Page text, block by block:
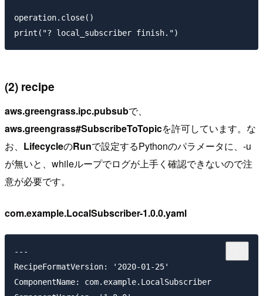
operation.close()
(2) recipe
aws.greengrass.ipc.pubsubで、
aws.greengrass#SubscribeToTopicを許可しています。な
お、 LifecycleのRunで設定するPythonのパラメータに、-u
が無いと、whileループでログが上手く確認できないので注
意が必要です。
com.example.LocalSubscriber-1.0.0.yaml
---
RecipeFormatVersion: '2020-01-25'
ComponentName: com.example.LocalSubscriber